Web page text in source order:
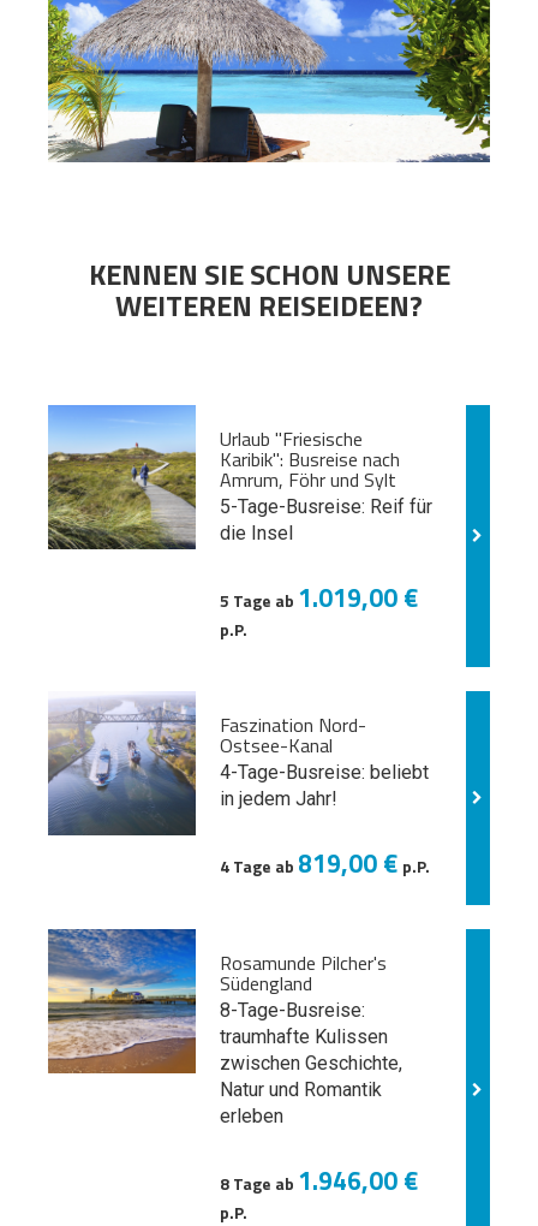
KENNEN SIE SCHON UNSERE
WEITEREN REISEIDEEN?
Urlaub "Friesische
Karibik": Busreise nach
Amrum, Föhr und Sylt
5-Tage-Busreise: Reif für
die Insel
5 Tage ab 1.019,00 €
p.P.
Faszination Nord-
Ostsee-Kanal
4-Tage-Busreise: beliebt
in jedem Jahr!
4 Tage ab 819,00 € p.P.
Rosamunde Pilcher's
Südengland
8-Tage-Busreise:
traumhafte Kulissen
zwischen Geschichte,
Natur und Romantik
erleben
8 Tage ab 1.946,00 €
p.P.